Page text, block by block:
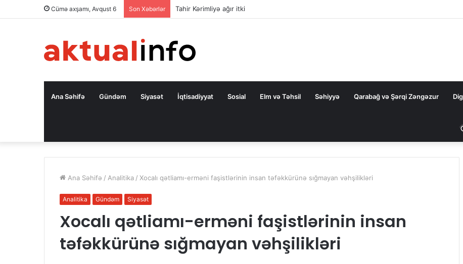
Cümə axşamı, Avqust 6 Son Xəbərlər Tahir Kərimliyə ağır itki
Ana Səhifə Gündəm Siyasət İqtisadiyyat Sosial Elm və Təhsil Səhiyyə Qarabağ və Şərqi Zəngəzur
Ana Səhifə / Analitika / Xocalı qətliamı-erməni faşistlərinin insan təfəkkürünə sığmayan vəhşilikləri
Analitika Gündəm Siyasət
Xocalı qətliamı-erməni faşistlərinin insan
təfəkkürünə sığmayan vəhşilikləri